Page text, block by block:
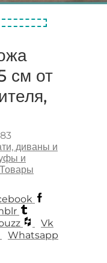
см от
диваны и
и
Товары
Vk
Whatsapp